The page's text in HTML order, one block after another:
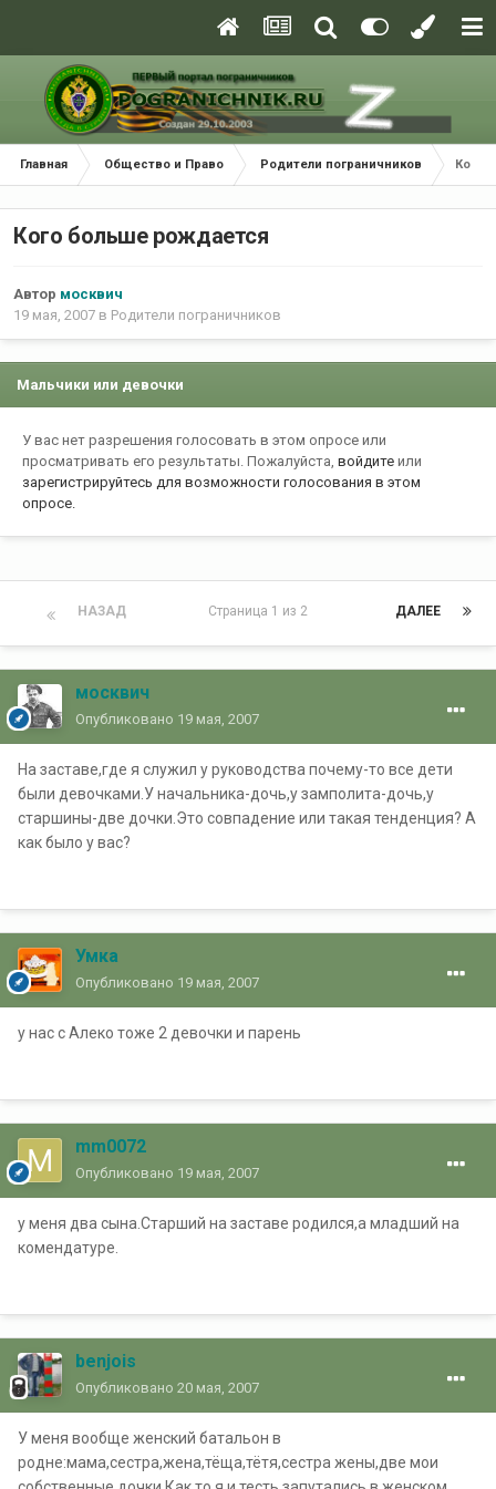
Главная Общество и Право Родители пограничников Кого
Кого больше рождается
Автор москвич
19 мая, 2007 в Родители пограничников
Мальчики или девочки
У вас нет разрешения голосовать в этом опросе или
просматривать его результаты. Пожалуйста, войдите или
зарегистрируйтесь для возможности голосования в этом
опросе.
НАЗАД ДАЛЕЕ
Страница 1 из 2
москвич
Опубликовано 19 мая, 2007
На заставе,где я служил у руководства почему-то все дети
были девочками.У начальника-дочь,у замполита-дочь,у
старшины-две дочки.Это совпадение или такая тенденция? А
как было у вас?
Умка
Опубликовано 19 мая, 2007
у нас с Алеко тоже 2 девочки и парень
mm0072
Опубликовано 19 мая, 2007
у меня два сына.Старший на заставе родился,а младший на
комендатуре.
benjois
Опубликовано 20 мая, 2007
У меня вообще женский батальон в
родне:мама,сестра,жена,тёща,тётя,сестра жены,две мои